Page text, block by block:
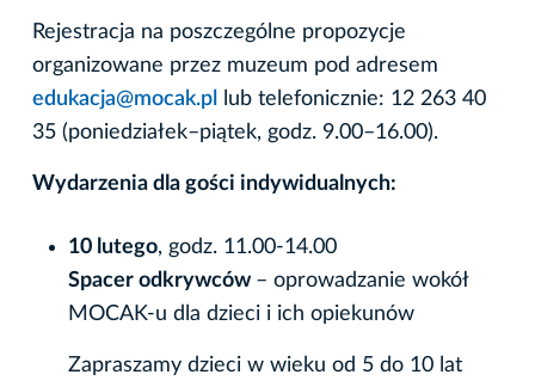
Rejestracja na poszczególne propozycje
organizowane przez muzeum pod adresem
edukacja@mocak.pl
lub telefonicznie: 12 263 40
35 (poniedziałek–piątek, godz. 9.00–16.00).
Wydarzenia dla gości indywidualnych:
10 lutego, godz. 11.00-14.00
Spacer odkrywców – oprowadzanie wokół
MOCAK-u dla dzieci i ich opiekunów
Zapraszamy dzieci w wieku od 5 do 10 lat